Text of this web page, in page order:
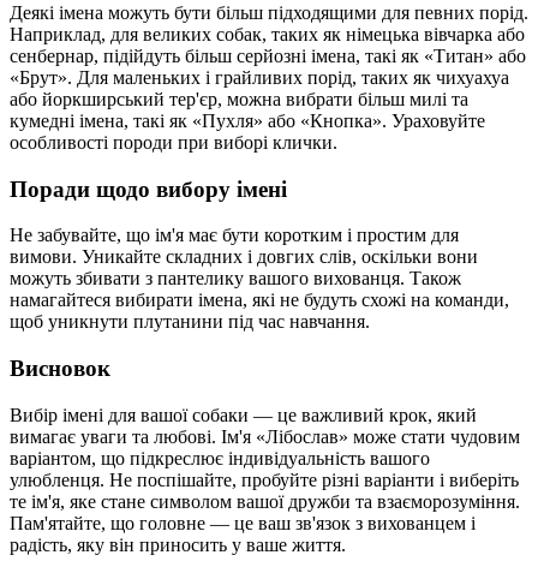
Деякі імена можуть бути більш підходящими для певних порід.
Наприклад, для великих собак, таких як німецька вівчарка або
сенбернар, підійдуть більш серйозні імена, такі як «Титан» або
«Брут». Для маленьких і грайливих порід, таких як чихуахуа
або йоркширський тер'єр, можна вибрати більш милі та
кумедні імена, такі як «Пухля» або «Кнопка». Ураховуйте
особливості породи при виборі клички.
Поради щодо вибору імені
Не забувайте, що ім'я має бути коротким і простим для
вимови. Уникайте складних і довгих слів, оскільки вони
можуть збивати з пантелику вашого вихованця. Також
намагайтеся вибирати імена, які не будуть схожі на команди,
щоб уникнути плутанини під час навчання.
Висновок
Вибір імені для вашої собаки — це важливий крок, який
вимагає уваги та любові. Ім'я «Лібослав» може стати чудовим
варіантом, що підкреслює індивідуальність вашого
улюбленця. Не поспішайте, пробуйте різні варіанти і виберіть
те ім'я, яке стане символом вашої дружби та взаєморозуміння.
Пам'ятайте, що головне — це ваш зв'язок з вихованцем і
радість, яку він приносить у ваше життя.